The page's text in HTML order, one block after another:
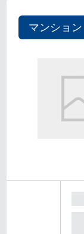
マンション